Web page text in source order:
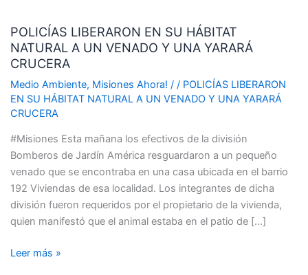
POLICÍAS LIBERARON EN SU HÁBITAT
NATURAL A UN VENADO Y UNA YARARÁ
CRUCERA
Medio Ambiente, Misiones Ahora! / / POLICÍAS LIBERARON
EN SU HÁBITAT NATURAL A UN VENADO Y UNA YARARÁ
CRUCERA
#Misiones Esta mañana los efectivos de la división
Bomberos de Jardín América resguardaron a un pequeño
venado que se encontraba en una casa ubicada en el barrio
192 Viviendas de esa localidad. Los integrantes de dicha
división fueron requeridos por el propietario de la vivienda,
quien manifestó que el animal estaba en el patio de […]
EN
SU
HÁBITAT
NATURAL
A
UN
VENADO
Y
YARARÁ
CRUCERA
Leer más »